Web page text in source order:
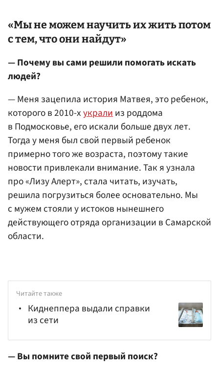
«Мы не можем научить их жить потом
с тем, что они найдут»
— Почему вы сами решили помогать искать
людей?
— Меня зацепила история Матвея, это ребенок,
которого в 2010-хукралииз роддома
в Подмосковье, его искали больше двух лет.
Тогда у меня был свой первый ребенок
примерно того же возраста, поэтому такие
новости привлекали внимание. Так я узнала
про «Лизу Алерт», стала читать, изучать,
решила погрузиться более основательно. Мы
с мужем стояли у истоков нынешнего
действующего отряда организации в Самарской
области.
Читайте также
Киднеппера выдали справки
из сети
— Вы помните свой первый поиск?